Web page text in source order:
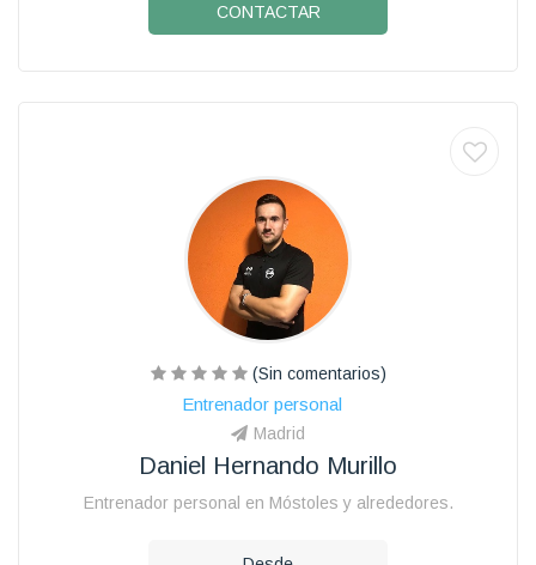
CONTACTAR
(Sin comentarios)
Entrenador personal
Madrid
Daniel Hernando Murillo
Entrenador personal en Móstoles y alrededores.